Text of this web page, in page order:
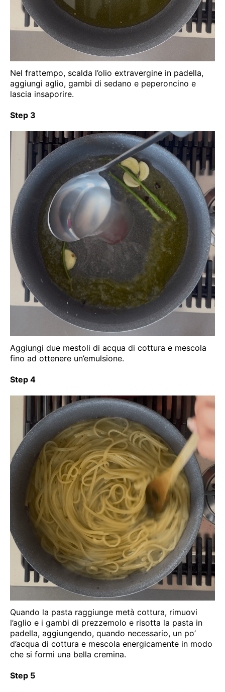
Nel frattempo, scalda l’olio extravergine in padella,
aggiungi aglio, gambi di sedano e peperoncino e
lascia insaporire.
Step 3
Aggiungi due mestoli di acqua di cottura e mescola
fino ad ottenere un’emulsione.
Step 4
Quando la pasta raggiunge metà cottura, rimuovi
l’aglio e i gambi di prezzemolo e risotta la pasta in
padella, aggiungendo, quando necessario, un po’
d’acqua di cottura e mescola energicamente in modo
che si formi una bella cremina.
Step 5